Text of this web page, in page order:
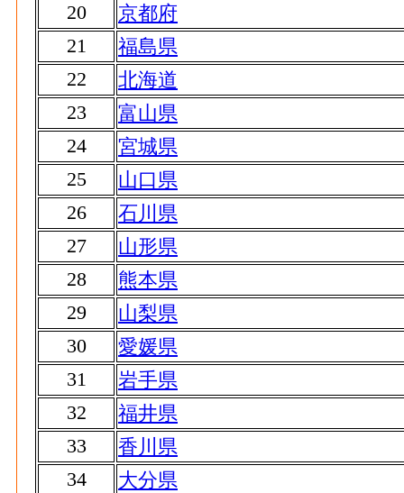
20
京都府
21
福島県
22
北海道
23
富山県
24
宮城県
25
山口県
26
石川県
27
山形県
28
熊本県
29
山梨県
30
愛媛県
31
岩手県
32
福井県
33
香川県
34
大分県